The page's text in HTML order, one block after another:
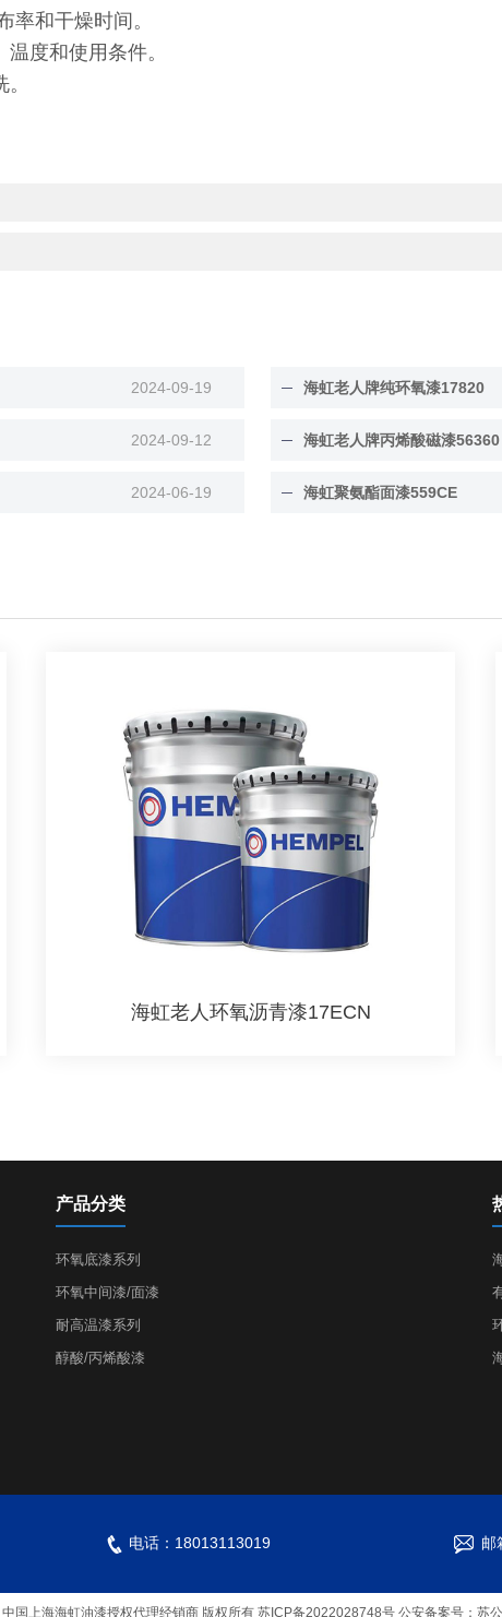
率和干燥时间。
度和使用条件。
2024-09-19 海虹老人牌纯环氧漆17820
2024-09-12 海虹老人牌丙烯酸磁漆56360
2024-06-19 海虹聚氨酯面漆559CE
海虹老人环氧沥青漆17ECN
产品分类
环氧底漆系列
环氧中间漆/面漆
耐高温漆系列
醇酸/丙烯酸漆
电话：18013113019 邮
国上海海虹油漆授权代理经销商 版权所有苏ICP备2022028748号 公安备案号：苏